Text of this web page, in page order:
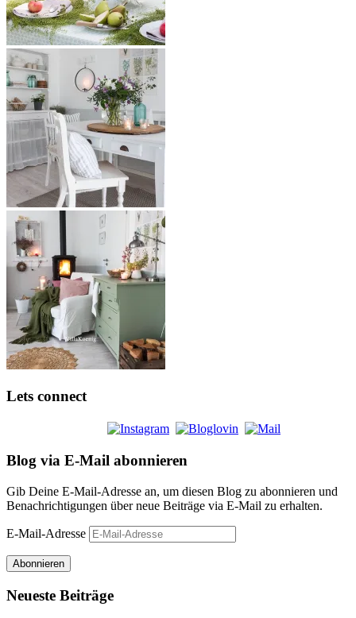
Lets connect
Blog via E-Mail abonnieren
Gib Deine E-Mail-Adresse an, um diesen Blog zu abonnieren und
Benachrichtigungen über neue Beiträge via E-Mail zu erhalten.
E-Mail-Adresse
Abonnieren
Neueste Beiträge